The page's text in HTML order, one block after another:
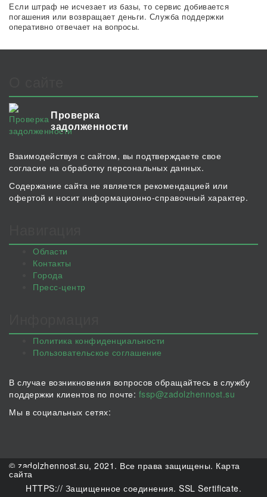
Если штраф не исчезает из базы, то сервис добивается
погашения или возвращает деньги. Служба поддержки
оперативно отвечает на вопросы.
Проверка
задолженности
Взаимодействуя с сайтом, вы подтверждаете свое
согласие на обработку персональных данных.
Содержание сайта не является рекомендацией или
офертой и носит информационно-справочный характер.
Области
Контакты
Города
Пресс-центр
Политика конфиденциальности
Пользовательское соглашение
В случае возникновения вопросов обращайтесь в службу
поддержки клиентов по почте: fssp@zadolzhennost.su
Мы в социальных сетях:
© zadolzhennost.su, 2021. Все права защищены. Карта
сайта
HTTPS:// Защищенное соединения. SSL Sertificate.